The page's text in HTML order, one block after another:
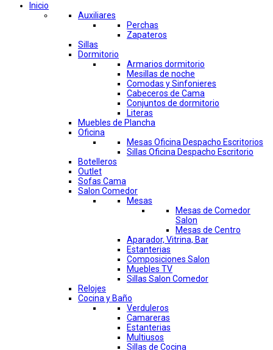
Inicio
Auxiliares
Perchas
Zapateros
Sillas
Dormitorio
Armarios dormitorio
Mesillas de noche
Comodas y Sinfonieres
Cabeceros de Cama
Conjuntos de dormitorio
Literas
Muebles de Plancha
Oficina
Mesas Oficina Despacho Escritorios
Sillas Oficina Despacho Escritorio
Botelleros
Outlet
Sofas Cama
Salon Comedor
Mesas
Mesas de Comedor
Salon
Mesas de Centro
Aparador, Vitrina, Bar
Estanterias
Composiciones Salon
Muebles TV
Sillas Salon Comedor
Relojes
Cocina y Baño
Verduleros
Camareras
Estanterias
Multiusos
Sillas de Cocina